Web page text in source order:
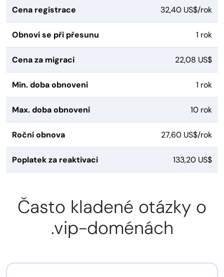
Cena registrace 32,40 US$/rok
Obnoví se při přesunu 1 rok
Cena za migraci 22,08 US$
Min. doba obnovení 1 rok
Max. doba obnovení 10 rok
Roční obnova 27,60 US$/rok
Poplatek za reaktivaci 133,20 US$
Často kladené otázky o
.vip-doménách